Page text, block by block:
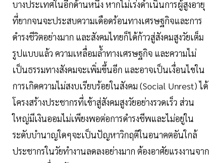
บางประเทศในอีกด้านหนึ่ง หากไม่เร่งดำเนินการผู้สูงอายุ
ที่ยากจนจะประสบความเดือดร้อนทางเศรษฐกิจและการ
ดำรงชีวิตอย่างมาก และสังคมไทยก็ได้ก้าวสู่สังคมสูงวัยเต็ม
รูปแบบแล้ว ความเหลื่อมล้ำทางเศรษฐกิจ และความไม่
เป็นธรรมทางสังคมจะเพิ่มขึ้นอีก และอาจเป็นเงื่อนไขใน
การเกิดความไม่สงบเรียบร้อยในสังคม (Social Unrest) ได้
โครงสร้างประชากรที่เข้าสู่สังคมสูงวัยอย่างรวดเร็ว ส่วน
ใหญ่มีเงินออมไม่เพียงพอต่อการดำรงชีพและไม่อยู่ใน
ระดับบำนาญใดๆจะเป็นปัญหาวิกฤติในอนาคตอันใกล้
ประชากรในวัยทำงานลดลงอย่างมาก ต้องอาศัยแรงงานจาก